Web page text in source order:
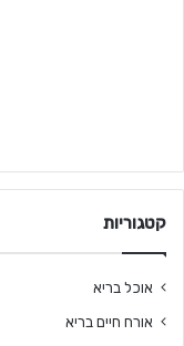
קטגוריות
אוכל בריא
אורח חיים בריא